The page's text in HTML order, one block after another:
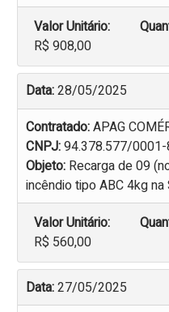
Valor Unitário:
R$ 908,00
Data:28/05/2025
Contratado:APAG
CNPJ:94.378.577/
Objeto: Recarga de 09
incêndio tipo ABC 4kg
Valor Unitário:
R$ 560,00
Data:27/05/2025